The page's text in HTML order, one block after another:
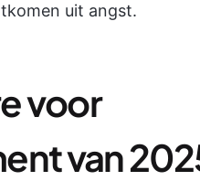
uit angst.
voor
van